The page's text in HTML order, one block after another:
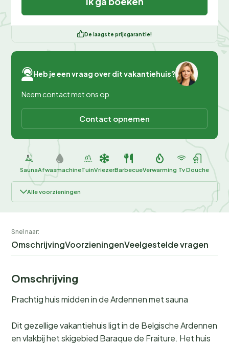
De laagste prijsgarantie!
Heb je een vraag over dit vakantiehuis?
Neem contact met ons op
Contact opnemen
SaunaAfwasmachineTuinVriezerBarbecueVerwarming TvDouche
Alle voorzieningen
Snel naar:
OmschrijvingVoorzieningenVeelgestelde vragen
Omschrijving
Prachtig huis midden in de Ardennen met sauna
Dit gezellige vakantiehuis ligt in de Belgische Ardennen
en vlakbij het skigebied Baraque de Fraiture. Het huis